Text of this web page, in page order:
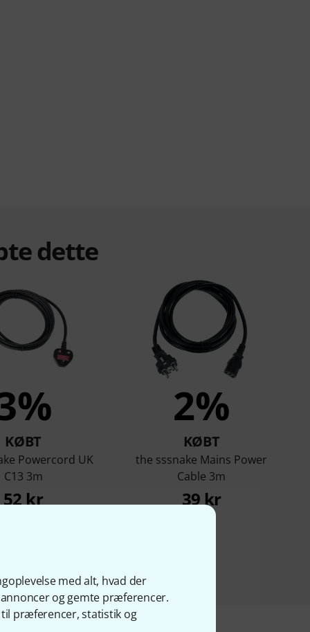
med alt, hvad der
og gemte præferencer.
til præferencer, statistik og
dette
KØBT
Powercord UK
C13 3m
52 kr
2%
KØBT
the sssnake Mains Power
Cable 3m
39 kr